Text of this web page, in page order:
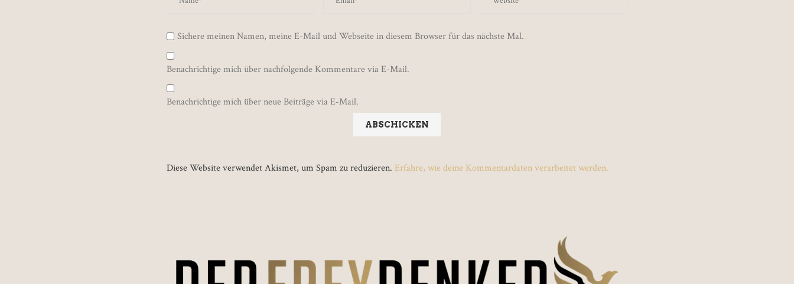
Sichere meinen Namen, meine E-Mail und Webseite in diesem Browser für das nächste Mal.
Benachrichtige mich über nachfolgende Kommentare via E-Mail.
Benachrichtige mich über neue Beiträge via E-Mail.
Diese Website verwendet Akismet, um Spam zu reduzieren. Erfahre, wie deine Kommentardaten verarbeitet werden.